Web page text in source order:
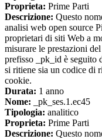
Proprieta: Prime Parti
Descrizione: Questo
analisi web open source
proprietari di siti Web a
misurare le prestazioni
prefisso _pk_id è seguito
si ritiene sia un codice di
cookie.
Durata: 1 anno
Nome: _pk_ses.1.ec45
Tipologia: analitico
Proprieta: Prime Parti
Descrizione: Questo